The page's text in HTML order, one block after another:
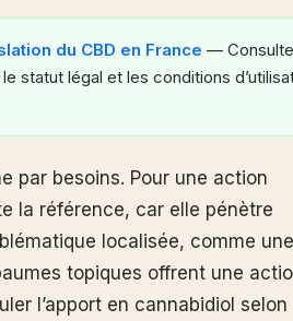
du CBD en France —
statut légal et les conditions
par besoins. Pour une action
la référence, car elle pénètre
localisée, comme
topiques offrent une
l’apport en cannabidiol selon